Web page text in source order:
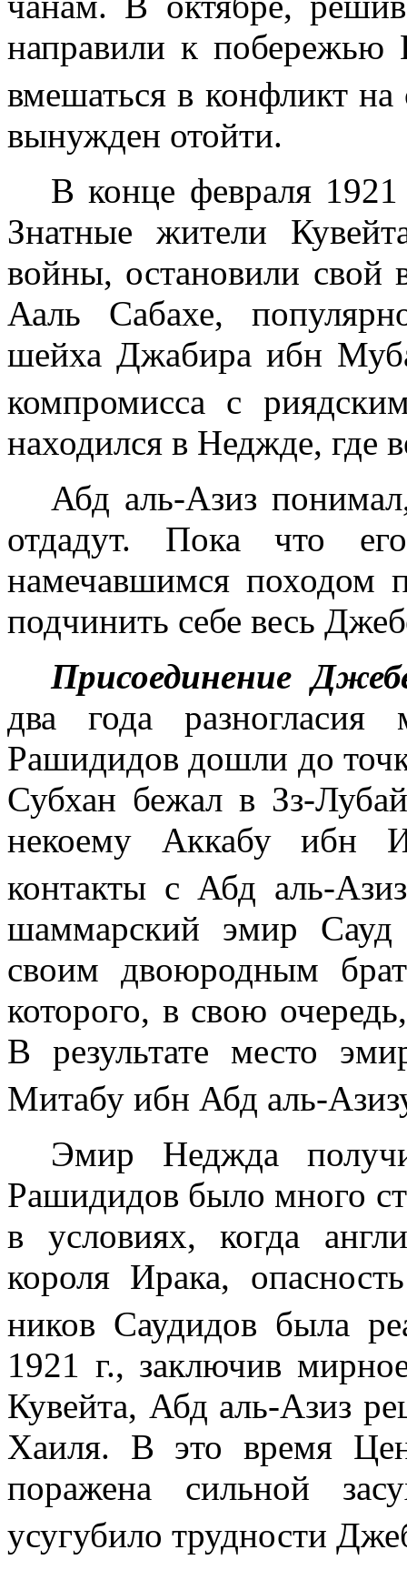
направили к побе­режью
вмешаться в конфликт
вынужден отойти.
В конце февраля 1921
Знатные жители
войны, остановили
Ааль Сабахе,
шейха Джабира ибн
компромисса с
находился в Неджде, где
Абд аль-Азиз
отдадут. Пока что
намечавшимся походом
подчинить себе весь
Присоединение
два года
Рашидидов дошли до
Субхан бежал в Зз-
некоему Аккабу ибн
контакты с Абд аль-
шаммарский эмир
своим двоюродным
которого, в свою
В результате место
Митабу ибн Абд аль-
Эмир Неджда
Рашидидов было мно­го
в условиях, когда
короля Ирака,
ников Саудидов была
1921 г., заключив
Кувейта, Абд аль-Азиз
Хаиля. В это время
поражена сильной
усугубило трудности